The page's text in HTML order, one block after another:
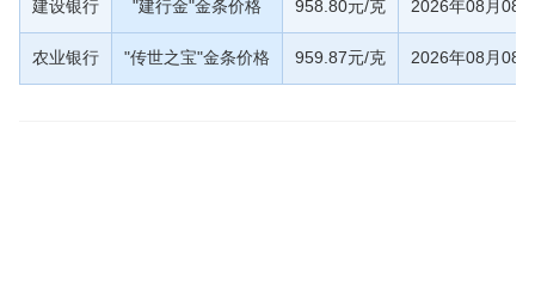
建设银行 "建行金"金条价格 958.80元/克 2026年08月08
农业银行 "传世之宝"金条价格 959.87元/克 2026年08月08